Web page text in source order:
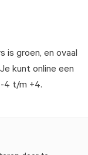
is groen, en ovaal
kunt online een
4 t/m +4.